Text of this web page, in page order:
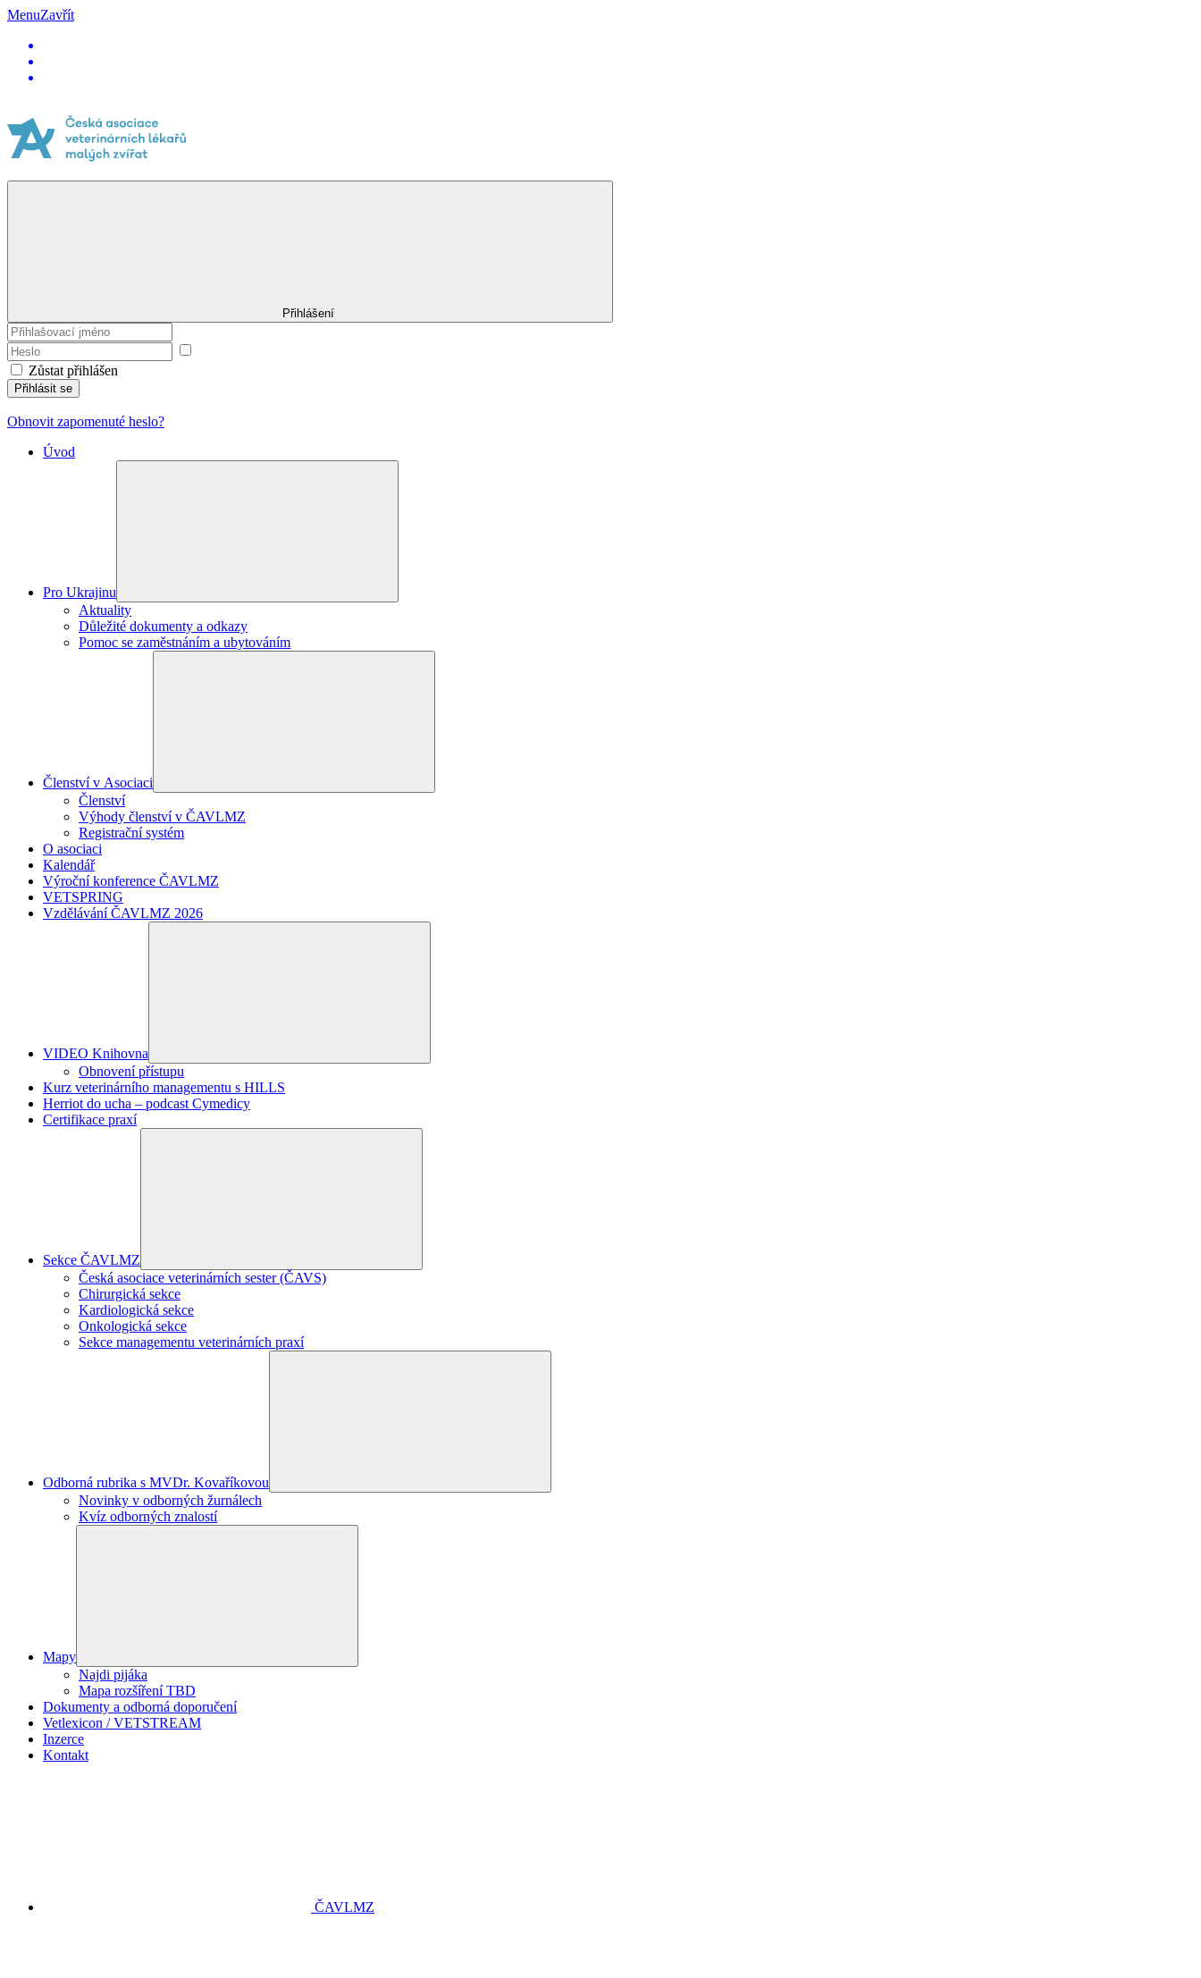
MenuZavřít
Přihlášení
Zůstat přihlášen
Přihlásit se
Obnovit zapomenuté heslo?
Úvod
Pro Ukrajinu
Aktuality
Důležité dokumenty a odkazy
Pomoc se zaměstnáním a ubytováním
Členství v Asociaci
Členství
Výhody členství v ČAVLMZ
Registrační systém
O asociaci
Kalendář
Výroční konference ČAVLMZ
VETSPRING
Vzdělávání ČAVLMZ 2026
VIDEO Knihovna
Obnovení přístupu
Kurz veterinárního managementu s HILLS
Herriot do ucha – podcast Cymedicy
Certifikace praxí
Sekce ČAVLMZ
Česká asociace veterinárních sester (ČAVS)
Chirurgická sekce
Kardiologická sekce
Onkologická sekce
Sekce managementu veterinárních praxí
Odborná rubrika s MVDr. Kovaříkovou
Novinky v odborných žurnálech
Kvíz odborných znalostí
Mapy
Najdi pijáka
Mapa rozšíření TBD
Dokumenty a odborná doporučení
Vetlexicon / VETSTREAM
Inzerce
Kontakt
ČAVLMZ